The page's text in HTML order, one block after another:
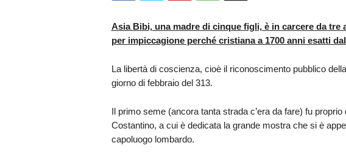
Asia Bibi, una madre di cinque figli, è in carcere da tre
per impiccagione perché cristiana a 1700 anni esatti
La libertà di coscienza, cioè il riconoscimento pubblico
giorno di febbraio del 313.
Il primo seme (ancora tanta strada c’era da fare) fu proprio
Costantino, a cui è dedicata la grande mostra che si è
capoluogo lombardo.